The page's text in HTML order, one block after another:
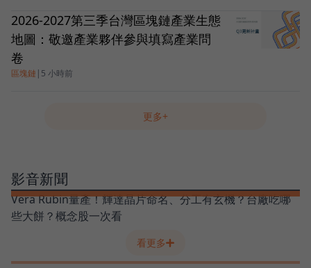
2026-2027第三季台灣區塊鏈產業生態
地圖：敬邀產業夥伴參與填寫產業問
卷
區塊鏈 | 5 小時前
更多+
影音新聞
Vera Rubin量產！輝達晶片命名、分工有玄機？台廠吃哪
些大餅？概念股一次看
看更多